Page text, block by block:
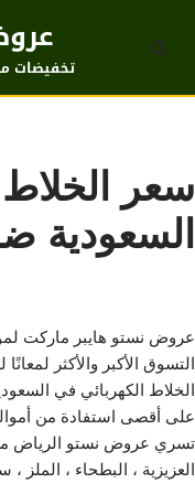
تخطى
تخفيضات
سعر
عروض نستو هايبر ماركت
التسوق الأكبر والأكثر
الخلاط الكهربائي في
على أقصى استفادة من
العزيزية ، البطحاء ، الملز ،